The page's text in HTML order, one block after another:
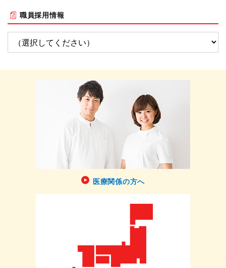
職員採用情報
医療関係の方へ